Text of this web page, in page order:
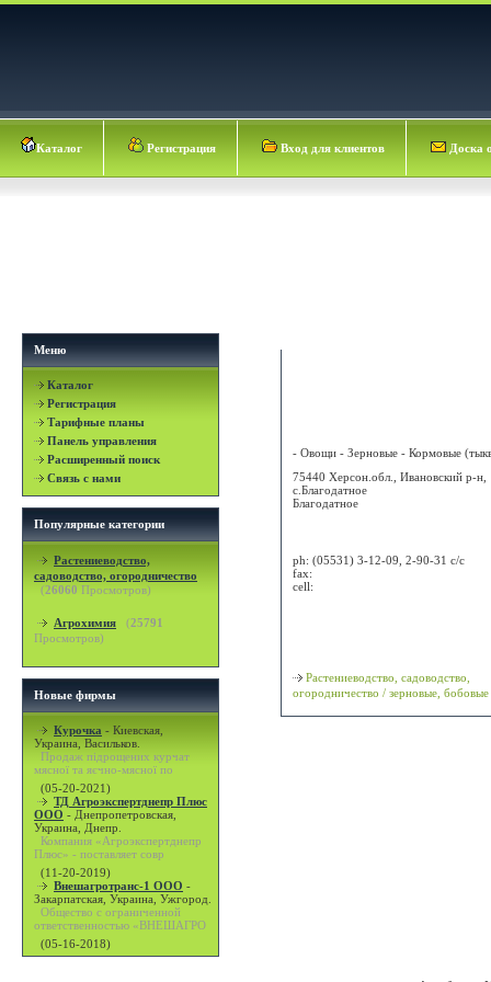
Каталог Регистрация Вход для клиентов Доска
Меню
Каталог
Регистрация
Тарифные планы
Панель управления
Расширенный поиск
Связь с нами
Популярные категории
Растениеводство,
садоводство, огородничество
(26060 Просмотров)
Агрохимия (25791
Просмотров)
Новые фирмы
Курочка - Киевская,
Украина, Васильков.
Продаж підрощених курчат
мясної та яєчно-мясної по
(05-20-2021)
ТД Агроэкспертднепр Плюс
ООО - Днепропетровская,
Украина, Днепр.
Компания «Агроэкспертднепр
Плюс» - поставляет совр
(11-20-2019)
Внешагротранс-1 ООО -
Закарпатская, Украина, Ужгород.
Общество с ограниченной
ответственностью «ВНЕШАГРО
(05-16-2018)
- Овощи - Зерновые - Кормовые
75440 Херсон.обл., Ивановский р-н,
с.Благодатное
Благодатное
ph: (05531) 3-12-09, 2-90-31 с/с
fax:
cell:
Растениеводство, садоводство,
огородничество / зерновые, бобовые